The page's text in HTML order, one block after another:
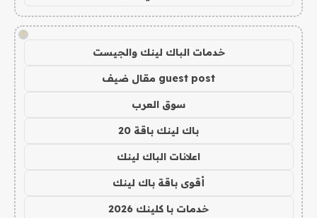
!
خدمات الباك لينك والجيست
guest post مقال ضيف
سوق العرب
باك لينك باقة 20
اعلانات الباك لينك
أقوى باقة باك لينك
خدمات با كلينك 2026